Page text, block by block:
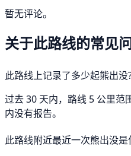
暂无评论。
关于此路线的常见
此路线上记录了多少起熊出没
过去 30 天内，路线 5 公里范
内没有报告。
此路线附近最近一次熊出没是